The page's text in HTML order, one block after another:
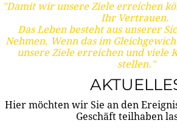
"Damit wir unsere Ziele erreichen
Ihr Vertrauen.
Das Leben besteht aus unserer
Nehmen. Wenn das im
unsere Ziele erreichen und viele
stellen."
Hier möchten wir Sie an den
Geschäft teilhaben